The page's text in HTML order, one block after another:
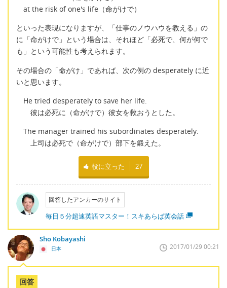
at the risk of one's life（命がけで）
といった表現になりますが、「仕事のノウハウを教える」の
に「命がけで」という場合は、それほど「必死で、何が何で
も」という可能性も考えられます。
その場合の「命がけ」であれば、次の例の desperately に近
いと思います。
He tried desperately to save her life.
彼は必死に（命がけで）彼女を救おうとした。
The manager trained his subordinates desperately.
上司は必死で（命がけで）部下を鍛えた。
役に立った 27
回答したアンカーのサイト
毎日５分超速英語マスター！スキあらば英会話
Sho Kobayashi
日本 2017/01/29 00:21
回答